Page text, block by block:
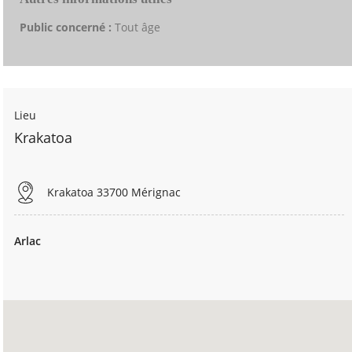
Public concerné : Tout âge
Lieu
Krakatoa
Krakatoa 33700 Mérignac
Arlac